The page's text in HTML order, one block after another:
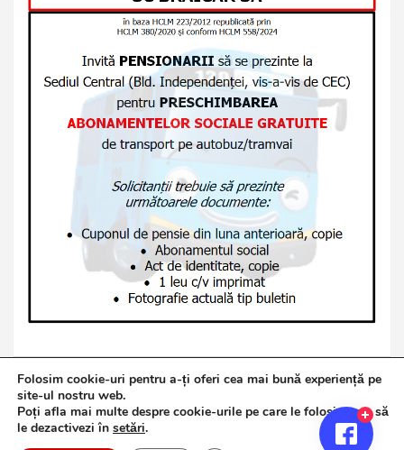
Copyright © 2026Jurnalul de Brăila
Politică de confidențialitate
Theme Horse
Folosim cookie-uri pentru a-ți oferi cea mai bună experiență pe
site-ul nostru web.
Poți afla mai multe despre cookie-urile pe care le folosim sau să
le dezactivezi în setări.